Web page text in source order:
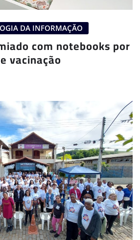
DA INFORMAÇÃO
com notebooks por
vacinação